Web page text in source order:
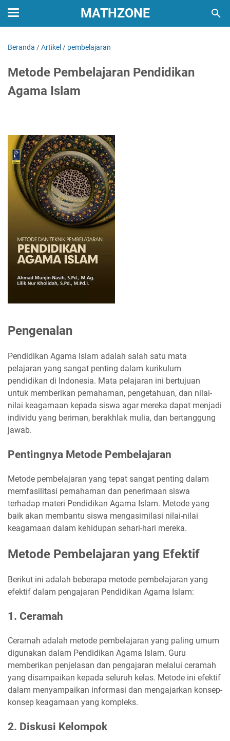
MATHZONE
Beranda /Artikel / pembelajaran
Metode Pembelajaran Pendidikan
Agama Islam
Pengenalan
Pendidikan Agama Islam adalah salah satu mata
pelajaran yang sangat penting dalam kurikulum
pendidikan di Indonesia. Mata pelajaran ini bertujuan
untuk memberikan pemahaman, pengetahuan, dan nilai-
nilai keagamaan kepada siswa agar mereka dapat menjadi
individu yang beriman, berakhlak mulia, dan bertanggung
jawab.
Pentingnya Metode Pembelajaran
Metode pembelajaran yang tepat sangat penting dalam
memfasilitasi pemahaman dan penerimaan siswa
terhadap materi Pendidikan Agama Islam. Metode yang
baik akan membantu siswa mengasimilasi nilai-nilai
keagamaan dalam kehidupan sehari-hari mereka.
Metode Pembelajaran yang Efektif
Berikut ini adalah beberapa metode pembelajaran yang
efektif dalam pengajaran Pendidikan Agama Islam:
1. Ceramah
Ceramah adalah metode pembelajaran yang paling umum
digunakan dalam Pendidikan Agama Islam. Guru
memberikan penjelasan dan pengajaran melalui ceramah
yang disampaikan kepada seluruh kelas. Metode ini efektif
dalam menyampaikan informasi dan mengajarkan konsep-
konsep keagamaan yang kompleks.
2. Diskusi Kelompok